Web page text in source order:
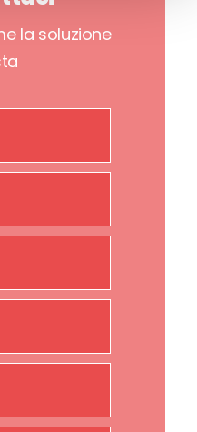
la soluzione